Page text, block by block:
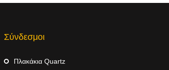
Σύνδεσμοι
Πλακάκια Quartz